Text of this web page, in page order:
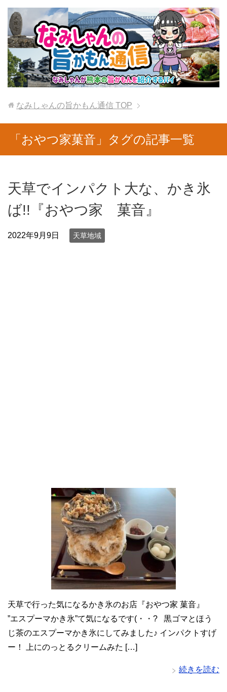
なみしゃんの旨かもん通信 TOP
「おやつ家菓音」タグの記事一覧
天草でインパクト大な、かき氷
ば!!『おやつ家 菓音』
2022年9月9日 天草地域
天草で行った気になるかき氷のお店『おやつ家 菓音』
”エスプーマかき氷”て気になるです(・・? 黒ゴマとほう
じ茶のエスプーマかき氷にしてみました♪ インパクトすげ
ー！ 上にのっとるクリームみた […]
続きを読む